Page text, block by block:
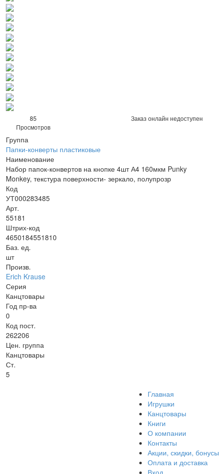
85
Просмотров
Заказ онлайн недоступен
Группа
Папки-конверты пластиковые
Наименование
Набор папок-конвертов на кнопке 4шт А4 160мкм Punky
Monkey, текстура поверхности- зеркало, полупрозр
Код
УТ000283485
Арт.
55181
Штрих-код
4650184551810
Баз. ед.
шт
Произв.
Erich Krause
Серия
Канцтовары
Год пр-ва
0
Код пост.
262206
Цен. группа
Канцтовары
Ст.
5
Главная
Игрушки
Канцтовары
Книги
О компании
Контакты
Акции, скидки, бонусы
Оплата и доставка
Вход